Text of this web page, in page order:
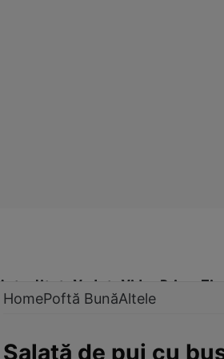
Actualitate Vedete Video Prime Time
HomePoftă BunăAltele
Salată de pui cu